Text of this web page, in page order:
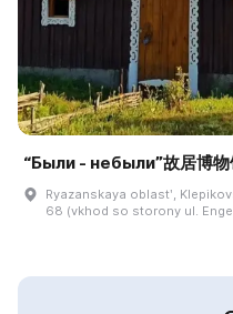
“Были - небыли”故居博物
Ryazanskaya oblastʹ,
68 (vkhod so storony ul.